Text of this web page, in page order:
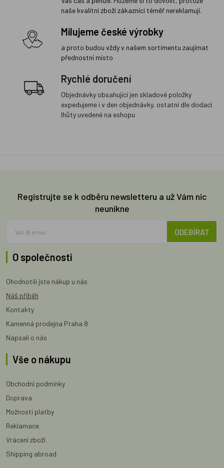
naše kvalitní zboží zákazníci téměř nereklamují.
Milujeme české výrobky
a proto budou vždy v našem sortimentu zaujímat
přednostní místo
Rychlé doručení
Objednávky obsahující jen skladové položky
expedujeme i v den objednávky, ostatní dle dodací
lhůty uvedené na eshopu
Registrujte se k odběru newsletteru a už Vám nic
neunikne
ODEBÍRAT
O společnosti
Ohodnotili jste nákup u nás
Náš příběh
Kontakty
Kamenná prodejna Praha 8
Napsali o nás
Vše o nákupu
Obchodní podmínky
Doprava
Možnosti platby
Reklamace
Vrácení zboží
Shipping abroad